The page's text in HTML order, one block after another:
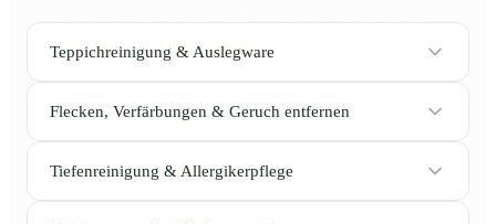
Teppichreinigung & Auslegware
Flecken, Verfärbungen & Geruch entfernen
Tiefenreinigung & Allergikerpflege